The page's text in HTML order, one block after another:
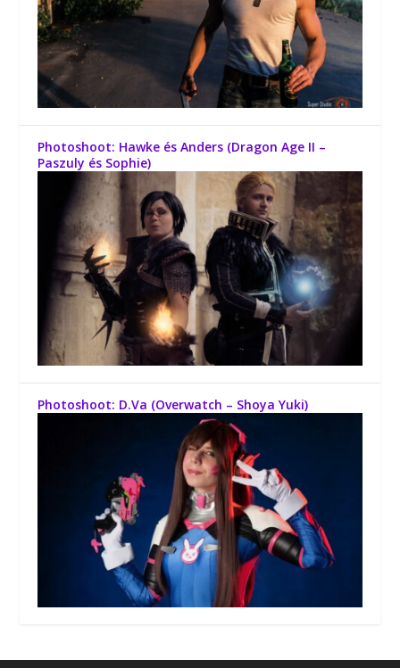
Photoshoot: Hawke és Anders (Dragon Age II –
Paszuly és Sophie)
Photoshoot: D.Va (Overwatch – Shoya Yuki)